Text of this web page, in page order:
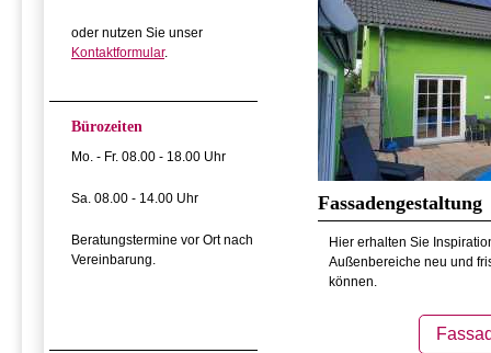
oder nutzen Sie unser
Kontaktformular.
Bürozeiten
Mo. - Fr. 08.00 - 18.00 Uhr
Sa. 08.00 - 14.00 Uhr
Beratungstermine vor Ort nach
Vereinbarung.
Fassadengestaltung
Hier erhalten Sie
Außenbereiche neu und
können.